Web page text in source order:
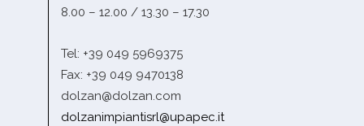
8.00 – 12.00 / 13.30 – 17.30
Tel: +39 049 5969375
Fax: +39 049 9470138
dolzan@dolzan.com
dolzanimpiantisrl@upapec.it